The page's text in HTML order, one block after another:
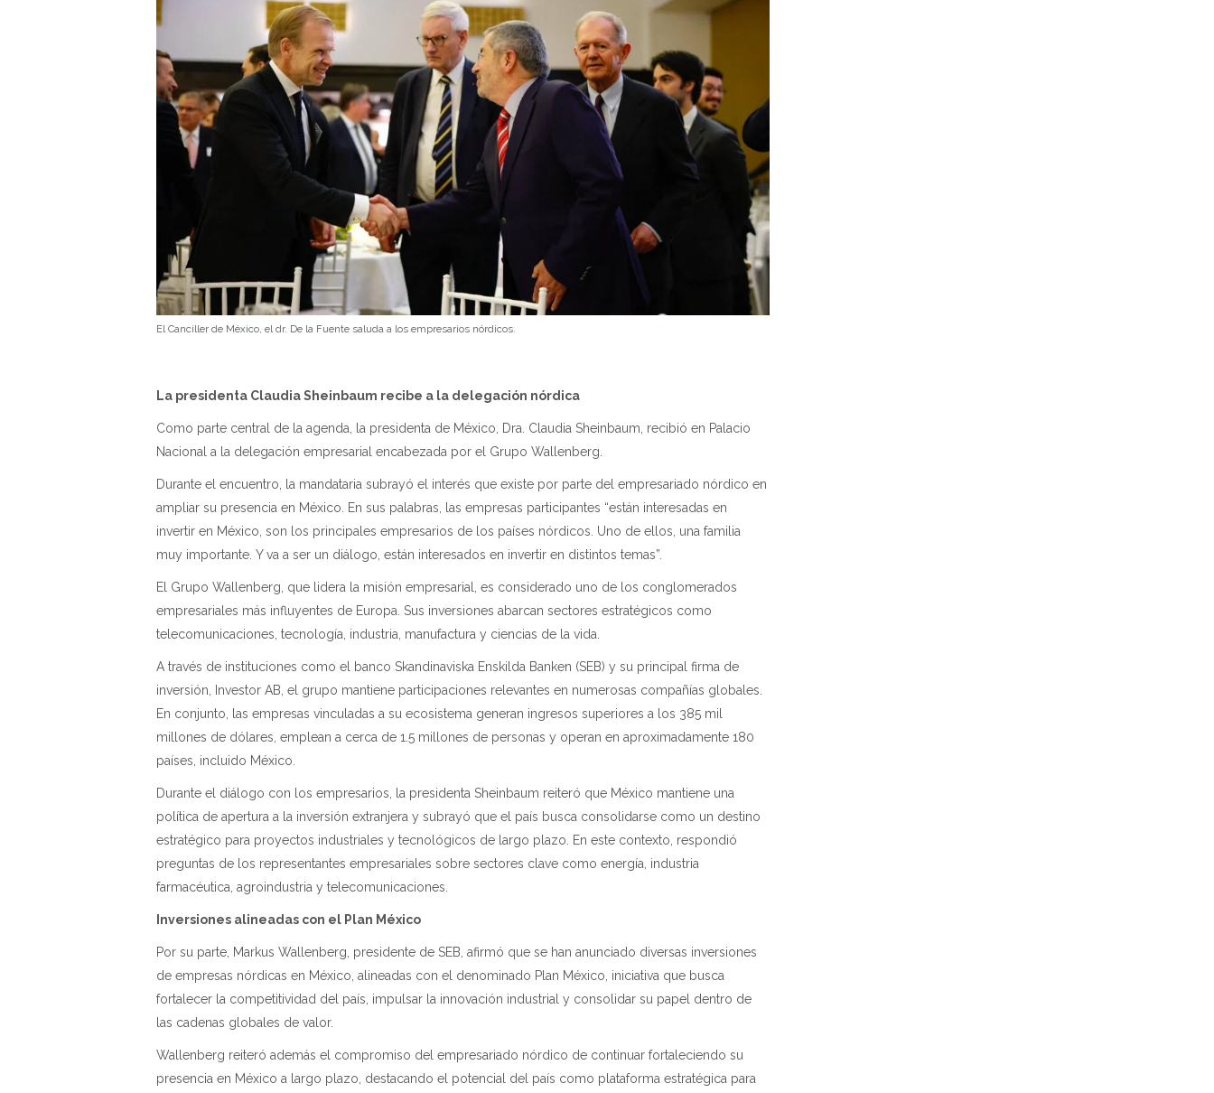
El Canciller de México, el dr. De la Fuente saluda a los empresarios nórdicos.
La presidenta Claudia Sheinbaum recibe a la delegación nórdica
Como parte central de la agenda, la presidenta de México, Dra. Claudia Sheinbaum, recibió en Palacio
Nacional a la delegación empresarial encabezada por el Grupo Wallenberg.
Durante el encuentro, la mandataria subrayó el interés que existe por parte del empresariado nórdico en
ampliar su presencia en México. En sus palabras, las empresas participantes “están interesadas en
invertir en México, son los principales empresarios de los países nórdicos. Uno de ellos, una familia
muy importante. Y va a ser un diálogo, están interesados en invertir en distintos temas”.
El Grupo Wallenberg, que lidera la misión empresarial, es considerado uno de los conglomerados
empresariales más influyentes de Europa. Sus inversiones abarcan sectores estratégicos como
telecomunicaciones, tecnología, industria, manufactura y ciencias de la vida.
A través de instituciones como el banco Skandinaviska Enskilda Banken (SEB) y su principal firma de
inversión, Investor AB, el grupo mantiene participaciones relevantes en numerosas compañías globales.
En conjunto, las empresas vinculadas a su ecosistema generan ingresos superiores a los 385 mil
millones de dólares, emplean a cerca de 1.5 millones de personas y operan en aproximadamente 180
países, incluido México.
Durante el diálogo con los empresarios, la presidenta Sheinbaum reiteró que México mantiene una
política de apertura a la inversión extranjera y subrayó que el país busca consolidarse como un destino
estratégico para proyectos industriales y tecnológicos de largo plazo. En este contexto, respondió
preguntas de los representantes empresariales sobre sectores clave como energía, industria
farmacéutica, agroindustria y telecomunicaciones
Inversiones alineadas con el Plan México
Por su parte, Markus Wallenberg, presidente de SEB, afirmó que se han anunciado diversas inversiones
de empresas nórdicas en México, alineadas con el denominado Plan México, iniciativa que busca
fortalecer la competitividad del país, impulsar la innovación industrial y consolidar su papel dentro de
las cadenas globales de valor.
Wallenberg reiteró además el compromiso del empresariado nórdico de continuar fortaleciendo su
presencia en México a largo plazo, destacando el potencial del país como plataforma estratégica para